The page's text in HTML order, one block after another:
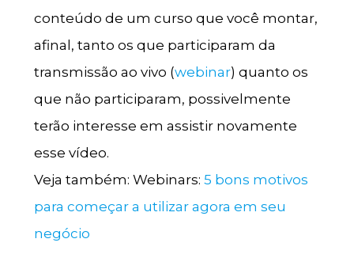
conteúdo de um curso que você montar,
afinal, tanto os que participaram da
transmissão ao vivo (webinar) quanto os
que não participaram, possivelmente
terão interesse em assistir novamente
esse vídeo.
Veja também: Webinars: 5 bons motivos
para começar a utilizar agora em seu
negócio